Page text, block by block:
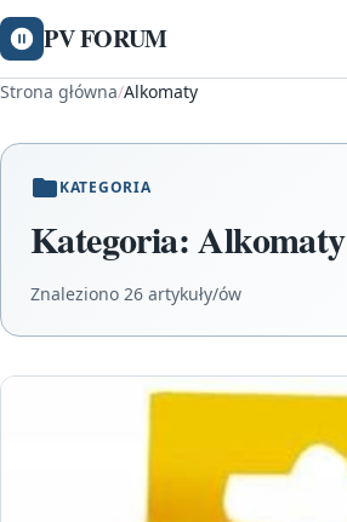
PV FORUM
Strona główna/Alkomaty
KATEGORIA
Kategoria:Alkomaty
Znaleziono 26 artykuły/ów